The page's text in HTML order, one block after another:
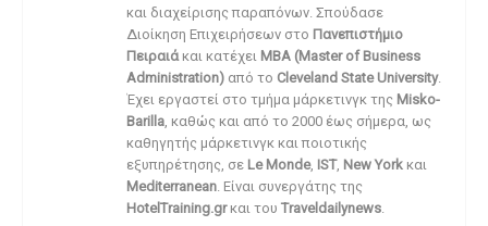
και διαχείρισης παραπόνων. Σπούδασε
Διοίκηση Επιχειρήσεων στο Πανεπιστήμιο
Πειραιά και κατέχει MBA (Master of Business
Administration) από το Cleveland State University.
Έχει εργαστεί στο τμήμα μάρκετινγκ της Misko-
Barilla , καθώς και από το 2000 έως σήμερα, ως
καθηγητής μάρκετινγκ και ποιοτικής
εξυπηρέτησης, σε Le Monde, IST, New York και
Mediterranean . Είναι συνεργάτης της
HotelTraining.grκαι του Traveldailynews